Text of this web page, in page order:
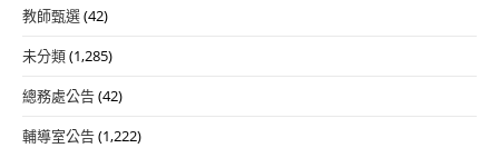
教師甄選(42)
未分類(1,285)
總務處公告(42)
輔導室公告(1,222)